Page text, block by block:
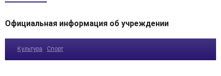
Официальная информация об учреждении
Культура Спорт